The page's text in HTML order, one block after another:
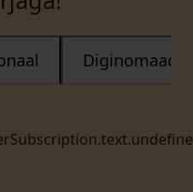
Diginomaad